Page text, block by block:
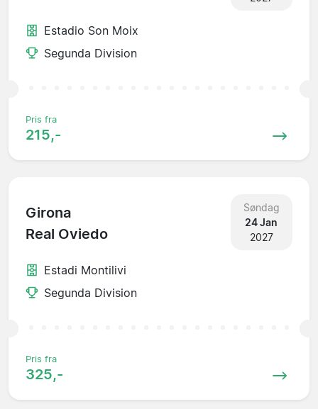
Estadio Son Moix
Segunda Division
Pris fra
215,-
Girona
Real Oviedo
Søndag
24 Jan
2027
Estadi Montilivi
Segunda Division
Pris fra
325,-